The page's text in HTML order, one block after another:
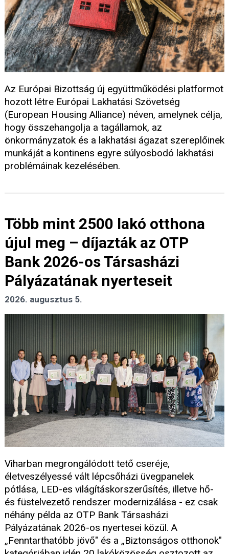
Az Európai Bizottság új együttműködési platformot
hozott létre Európai Lakhatási Szövetség
(European Housing Alliance) néven, amelynek célja,
hogy összehangolja a tagállamok, az
önkormányzatok és a lakhatási ágazat szereplőinek
munkáját a kontinens egyre súlyosbodó lakhatási
problémáinak kezelésében.
Több mint 2500 lakó otthona
újul meg – díjazták az OTP
Bank 2026-os Társasházi
Pályázatának nyerteseit
2026. augusztus 5.
Viharban megrongálódott tető cseréje,
életveszélyessé vált lépcsőházi üvegpanelek
pótlása, LED-es világításkorszerűsítés, illetve hő-
és füstelvezető rendszer modernizálása - ez csak
néhány példa az OTP Bank Társasházi
Pályázatának 2026-os nyertesei közül. A
„Fenntarthatóbb jövő" és a „Biztonságos otthonok"